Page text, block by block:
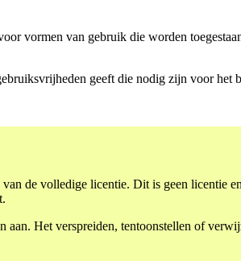
vormen van gebruik die worden
geeft die nodig zijn voor het
de volledige licentie. Dit is geen licentie
Het verspreiden, tentoonstellen of